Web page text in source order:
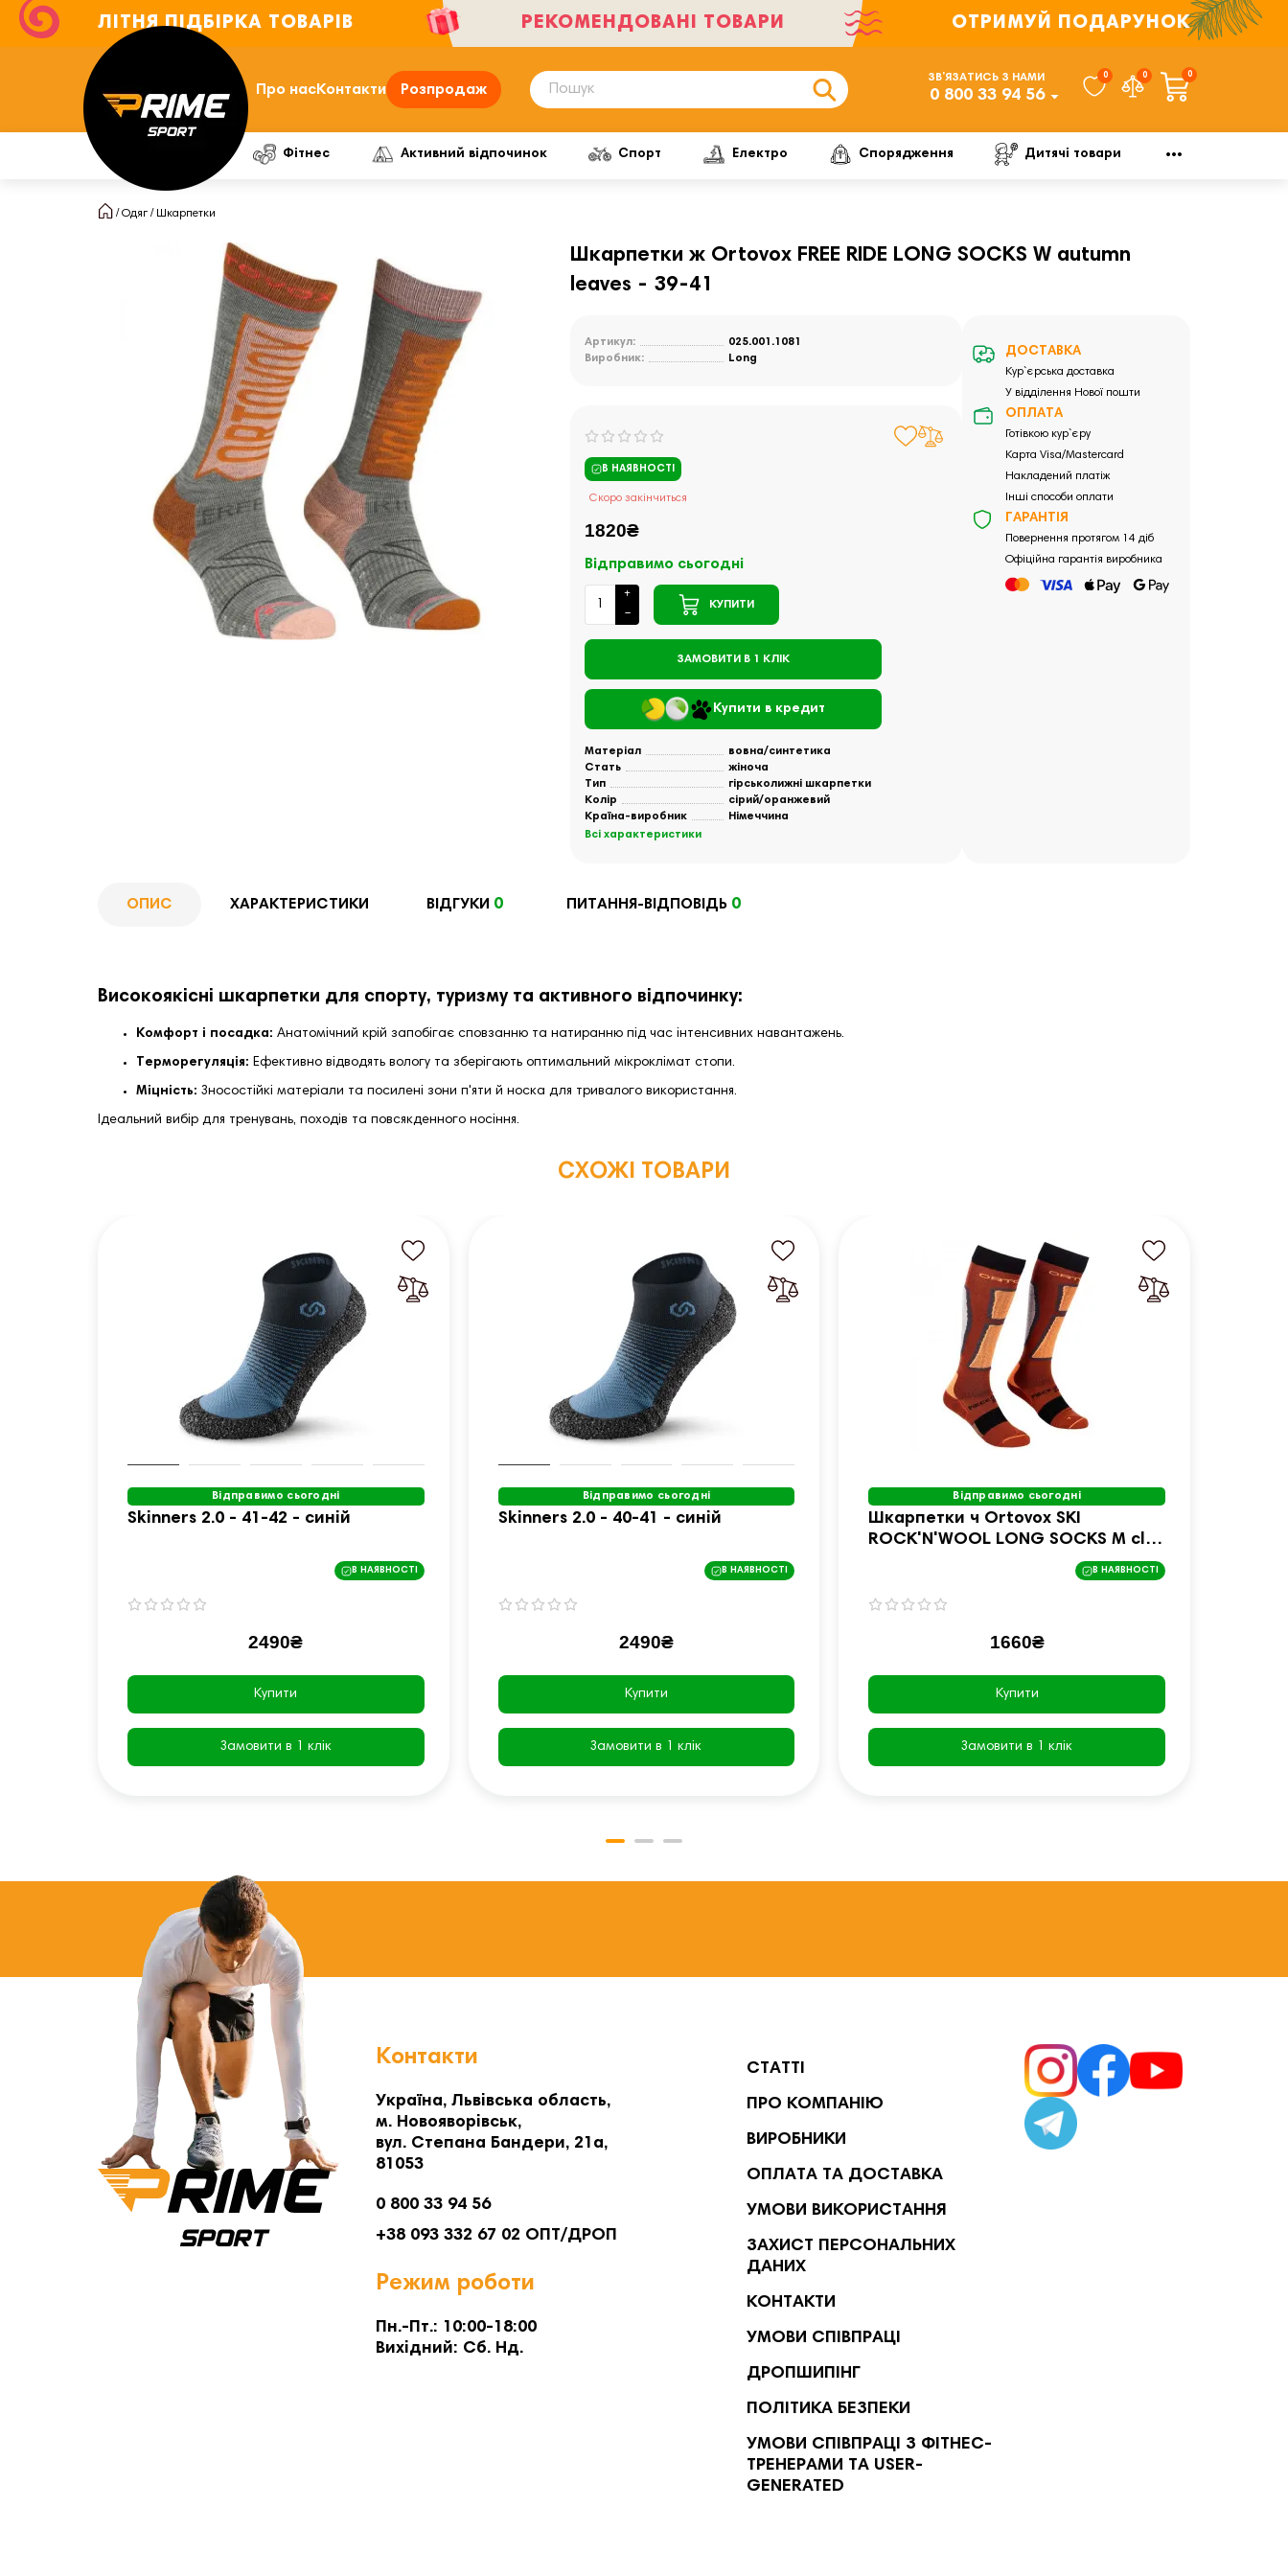
ЛІТНЯ ПІДБІРКА ТОВАРІВ РЕКОМЕНДОВАНІ ТОВАРИ ОТРИМУЙ ПОДАРУНОК
Про насКонтакти Розпродаж
ЗВ’ЯЗАТИСЬ З НАМИ
0 800 33 94 56
0 0 0
Фітнес Активний відпочинок Спорт Електро Спорядження Дитячі товари
Одяг Шкарпетки
Шкарпетки ж Ortovox FREE RIDE LONG SOCKS W autumn
leaves - 39-41
Артикул:
025.001.1081
Виробник:
Long
В НАЯВНОСТІ
Скоро закінчиться
1820₴
Відправимо сьогодні
КУПИТИ
ЗАМОВИТИ В 1 КЛІК
Купити в кредит
Матеріал
вовна/синтетика
Стать
жіноча
Тип
гірськолижні шкарпетки
Колір
сірий/оранжевий
Країна-виробник
Німеччина
Всі характеристики
ДОСТАВКА
Кур`єрська доставка
У відділення Нової пошти
ОПЛАТА
Готівкою кур`єру
Карта Visa/Mastercard
Накладений платіж
Інші способи оплати
ГАРАНТІЯ
Повернення протягом 14 діб
Офіційна гарантія виробника
ОПИС ХАРАКТЕРИСТИКИ ВІДГУКИ 0 ПИТАННЯ-ВІДПОВІДЬ 0
Високоякісні шкарпетки для спорту, туризму та активного відпочинку:
Комфорт і посадка: Анатомічний крій запобігає сповзанню та натиранню під час інтенсивних навантажень.
Терморегуляція: Ефективно відводять вологу та зберігають оптимальний мікроклімат стопи.
Міцність: Зносостійкі матеріали та посилені зони п'яти й носка для тривалого використання.
Ідеальний вибір для тренувань, походів та повсякденного носіння.
СХОЖІ ТОВАРИ
Відправимо сьогодні
Skinners 2.0 - 41-42 - синій
В НАЯВНОСТІ
2490₴
Купити
Замовити в 1 клік
Відправимо сьогодні
Skinners 2.0 - 40-41 - синій
В НАЯВНОСТІ
2490₴
Купити
Замовити в 1 клік
Відправимо сьогодні
Шкарпетки ч Ortovox SKI
ROCK'N'WOOL LONG SOCKS M clay
orange - 45-47 - оранжевий
В НАЯВНОСТІ
1660₴
Купити
Замовити в 1 клік
Контакти
Україна, Львівська область,
м. Новояворівськ,
вул. Степана Бандери, 21а,
81053
0 800 33 94 56
+38 093 332 67 02 ОПТ/ДРОП
Режим роботи
Пн.-Пт.: 10:00-18:00
Вихідний: Сб. Нд.
СТАТТІ
ПРО КОМПАНІЮ
ВИРОБНИКИ
ОПЛАТА ТА ДОСТАВКА
УМОВИ ВИКОРИСТАННЯ
ЗАХИСТ ПЕРСОНАЛЬНИХ
ДАНИХ
КОНТАКТИ
УМОВИ СПІВПРАЦІ
ДРОПШИПІНГ
ПОЛІТИКА БЕЗПЕКИ
УМОВИ СПІВПРАЦІ З ФІТНЕС-
ТРЕНЕРАМИ ТА USER-
GENERATED